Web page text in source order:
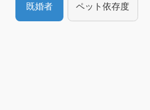
既婚者 ペット依存度